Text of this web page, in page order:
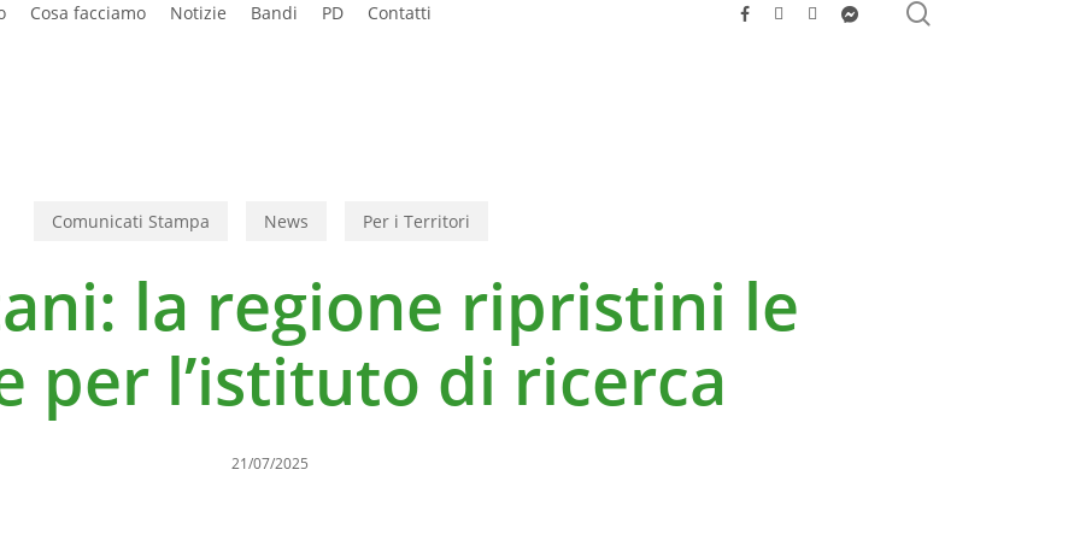
Cosa facciamo Notizie Bandi PD Contatti facebook
youtubeinstagrammessenger
Comunicati Stampa News Per i Territori
la regione ripristini le
per l’istituto di ricerca
21/07/2025